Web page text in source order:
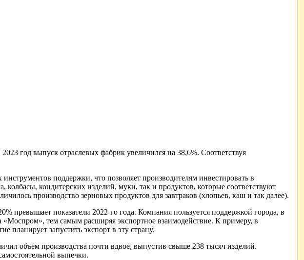
год выпуск отраслевых фабрик увеличился на 38,6%. Соответствуя
поддержки, что позволяет производителям инвестировать в
кондитерских изделий, муки, так и продуктов, которые соответствуют
производство зерновых продуктов для завтраков (хлопьев, каш и так далее).
показатели 2022-го года. Компания пользуется поддержкой города, в
тем самым расширяя экспортное взаимодействие. К примеру, в
планирует запустить экспорт в эту страну.
объем производства почти вдвое, выпустив свыше 238 тысяч изделий.
выпечки.